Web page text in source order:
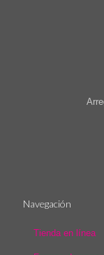
Navegación
Tienda en línea